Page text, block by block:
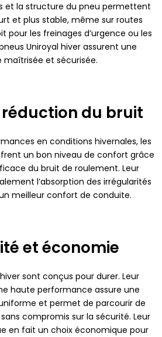
et la structure du pneu permettent
et plus stable, même sur routes
pour les freinages d’urgence ou les
Uniroyal hiver assurent une
maîtrisée et sécurisée.
du bruit
en conditions hivernales, les
un bon niveau de confort grâce
du bruit de roulement. Leur
l’absorption des irrégularités
meilleur confort de conduite.
et économie
sont conçus pour durer. Leur
haute performance assure une
et permet de parcourir de
compromis sur la sécurité. Leur
en fait un choix économique pour